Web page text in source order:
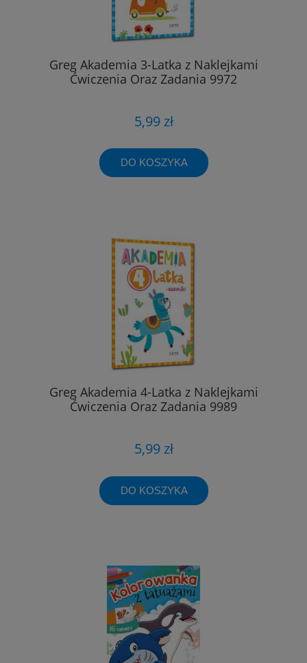
Greg Akademia 3-Latka z Naklejkami
Ćwiczenia Oraz Zadania 9972
5,99 zł
DO KOSZYKA
Greg Akademia 4-Latka z Naklejkami
Ćwiczenia Oraz Zadania 9989
5,99 zł
DO KOSZYKA